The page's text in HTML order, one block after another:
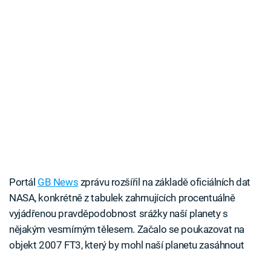
Portál GB News zprávu rozšířil na základě oficiálních dat
NASA, konkrétně z tabulek zahrnujících procentuálně
vyjádřenou pravděpodobnost srážky naší planety s
nějakým vesmírným tělesem. Začalo se poukazovat na
objekt 2007 FT3, který by mohl naší planetu zasáhnout